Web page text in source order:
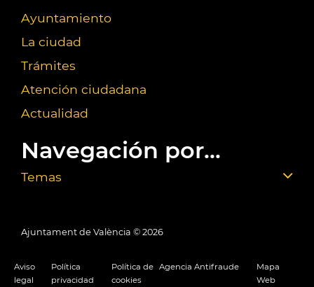
Ayuntamiento
La ciudad
Trámites
Atención ciudadana
Actualidad
Navegación por...
Temas
Ajuntament de València © 2026
Aviso
legal
Política
privacidad
Política de
cookies
Agencia Antifraude
Mapa
Web